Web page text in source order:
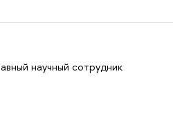
научный сотрудник